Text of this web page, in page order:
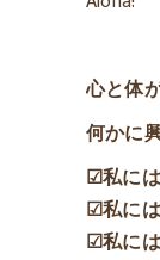
心と体
何かに
☑私に
☑私に
☑私に